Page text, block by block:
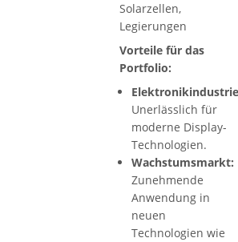
Solarzellen,
Legierungen
Vorteile für das
Portfolio:
Unerlässlich für
moderne Display-
Technologien.
Wachstumsmarkt:
Zunehmende
Anwendung in
neuen
Technologien wie